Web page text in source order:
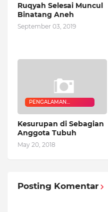
Ruqyah Selesai Muncul
Binatang Aneh
September 03, 2019
PENGALAMAN
Kesurupan di Sebagian
Anggota Tubuh
May 20, 2018
Posting Komentar